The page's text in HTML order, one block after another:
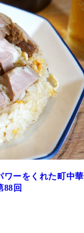
ワーをくれた町中華
88回